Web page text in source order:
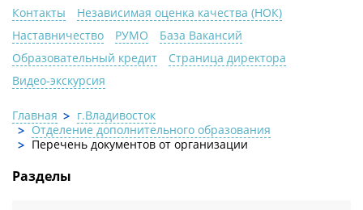
Контакты
Независимая оценка качества (НОК)
Наставничество
РУМО
База Вакансий
Образовательный кредит
Страница директора
Видео-экскурсия
Главная
г.Владивосток
Отделение дополнительного образования
Перечень документов от организации
Разделы